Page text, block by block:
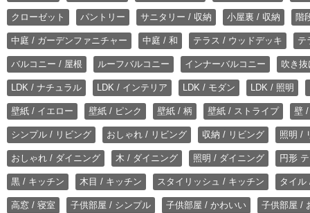
クローゼット パントリー サニタリー / 収納 小屋裏 / 収納 階
中庭 / ガーデンファニチャー 中庭 / 和 テラス / ウッドデッキ テ
バルコニー / 屋根 ルーフバルコニー インナーバルコニー 吹き
LDK / ナチュラル LDK / インテリア LDK / モダン LDK / 照明
壁紙 / イエロー 壁紙 / ピンク 壁紙 / 柄 壁紙 / ストライプ 壁
シンプル / リビング おしゃれ / リビング 収納 / リビング 照明 /
おしゃれ / ダイニング 木 / ダイニング 照明 / ダイニング 円形
黒 / キッチン 木目 / キッチン スタイリッシュ / キッチン タイル
高窓 / 寝室 子供部屋 / シンプル 子供部屋 / かわいい 子供部屋 /